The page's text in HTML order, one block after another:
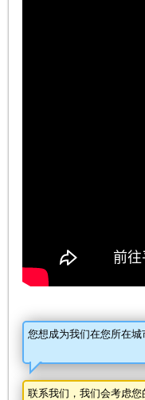
您想成为我们在您所在
联系我们，我们会考虑您